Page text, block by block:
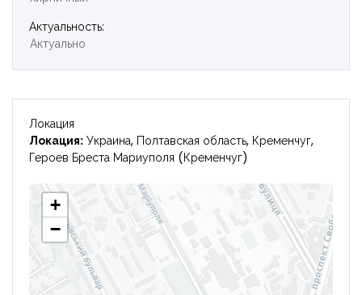
Актуальность:
Актуально
Локация
Локация: Украина, Полтавская область, Кременчуг,
Героев Бреста Мариуполя (Кременчуг)
+
−